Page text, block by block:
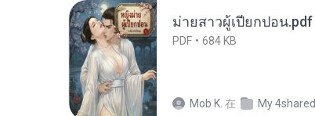
ม่ายสาวผู้เปียกปอน.pdf
PDF 684 KB
Mob K. 在 My 4shared